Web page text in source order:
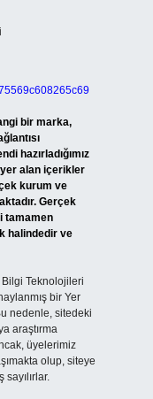
bir marka,
hazırladığımız
alan içerikler
kurum ve
Gerçek
tamamen
halindedir ve
Bilgi Teknolojileri
bir Yer
nedenle, sitedeki
araştırma
üyelerimiz
olup, siteye